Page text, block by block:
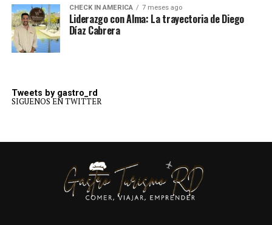
CHECK IN AMERICA 7 meses ago
Liderazgo con Alma: La trayectoria de Diego
Díaz Cabrera
Tweets by gastro_rd
SIGUENOS EN TWITTER